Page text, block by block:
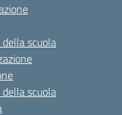
scuola
scuola